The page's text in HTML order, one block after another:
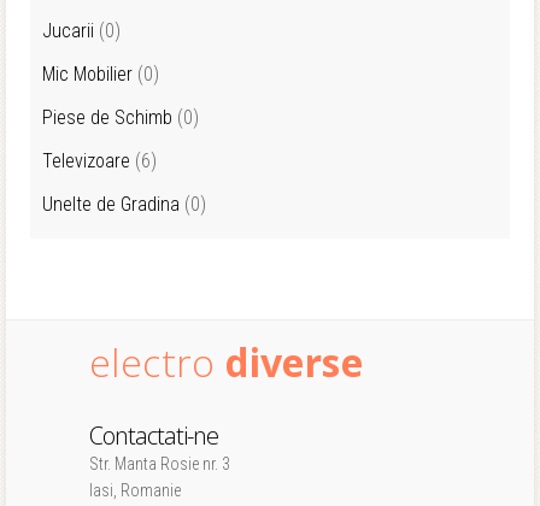
Jucarii (0)
Mic Mobilier (0)
Piese de Schimb (0)
Televizoare (6)
Unelte de Gradina (0)
electro diverse
Contactati-ne
Str. Manta Rosie nr. 3
Iasi, Romanie